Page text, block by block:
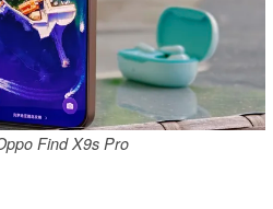
Find X9s Pro